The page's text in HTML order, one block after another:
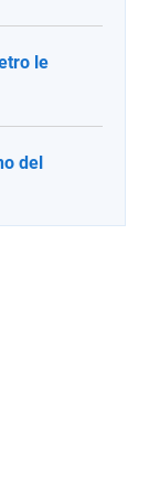
le
del